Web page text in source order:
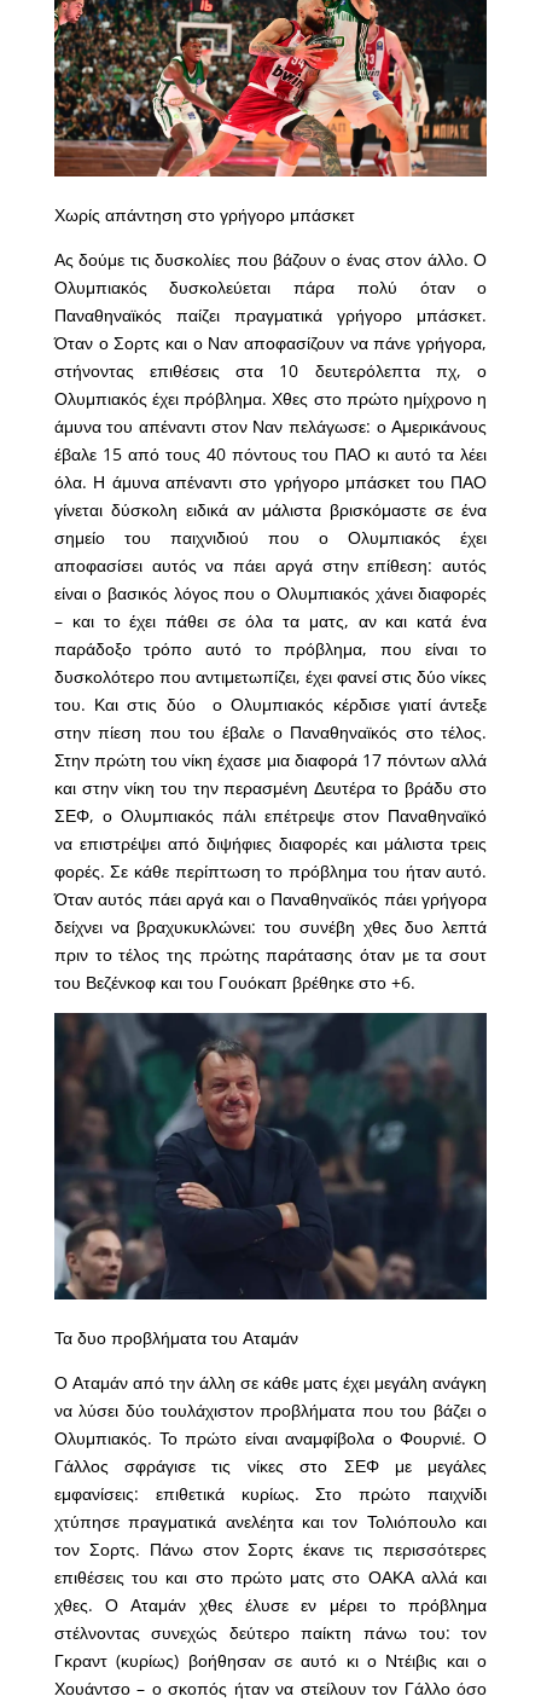
Χωρίς απάντηση στο γρήγορο μπάσκετ
Ας δούμε τις δυσκολίες που βάζουν ο ένας στον άλλο. Ο
Ολυμπιακός δυσκολεύεται πάρα πολύ όταν ο
Παναθηναϊκός παίζει πραγματικά γρήγορο μπάσκετ.
Όταν ο Σορτς και ο Ναν αποφασίζουν να πάνε γρήγορα,
στήνοντας επιθέσεις στα 10 δευτερόλεπτα πχ, ο
Ολυμπιακός έχει πρόβλημα. Χθες στο πρώτο ημίχρονο η
άμυνα του απέναντι στον Ναν πελάγωσε: ο Αμερικάνους
έβαλε 15 από τους 40 πόντους του ΠΑΟ κι αυτό τα λέει
όλα. Η άμυνα απέναντι στο γρήγορο μπάσκετ του ΠΑΟ
γίνεται δύσκολη ειδικά αν μάλιστα βρισκόμαστε σε ένα
σημείο του παιχνιδιού που ο Ολυμπιακός έχει
αποφασίσει αυτός να πάει αργά στην επίθεση: αυτός
είναι ο βασικός λόγος που ο Ολυμπιακός χάνει διαφορές
– και το έχει πάθει σε όλα τα ματς, αν και κατά ένα
παράδοξο τρόπο αυτό το πρόβλημα, που είναι το
δυσκολότερο που αντιμετωπίζει, έχει φανεί στις δύο νίκες
του. Και στις δύο ο Ολυμπιακός κέρδισε γιατί άντεξε
στην πίεση που του έβαλε ο Παναθηναϊκός στο τέλος.
Στην πρώτη του νίκη έχασε μια διαφορά 17 πόντων αλλά
και στην νίκη του την περασμένη Δευτέρα το βράδυ στο
ΣΕΦ, ο Ολυμπιακός πάλι επέτρεψε στον Παναθηναϊκό
να επιστρέψει από διψήφιες διαφορές και μάλιστα τρεις
φορές. Σε κάθε περίπτωση το πρόβλημα του ήταν αυτό.
Όταν αυτός πάει αργά και ο Παναθηναϊκός πάει γρήγορα
δείχνει να βραχυκυκλώνει: του συνέβη χθες δυο λεπτά
πριν το τέλος της πρώτης παράτασης όταν με τα σουτ
του Βεζένκοφ και του Γουόκαπ βρέθηκε στο +6.
Τα δυο προβλήματα του Αταμάν
Ο Αταμάν από την άλλη σε κάθε ματς έχει μεγάλη ανάγκη
να λύσει δύο τουλάχιστον προβλήματα που του βάζει ο
Ολυμπιακός. Το πρώτο είναι αναμφίβολα ο Φουρνιέ. Ο
Γάλλος σφράγισε τις νίκες στο ΣΕΦ με μεγάλες
εμφανίσεις: επιθετικά κυρίως. Στο πρώτο παιχνίδι
χτύπησε πραγματικά ανελέητα και τον Τολιόπουλο και
τον Σορτς. Πάνω στον Σορτς έκανε τις περισσότερες
επιθέσεις του και στο πρώτο ματς στο ΟΑΚΑ αλλά και
χθες. Ο Αταμάν χθες έλυσε εν μέρει το πρόβλημα
στέλνοντας συνεχώς δεύτερο παίκτη πάνω του: τον
Γκραντ (κυρίως) βοήθησαν σε αυτό κι ο Ντέιβις και ο
Χουάντσο – ο σκοπός ήταν να στείλουν τον Γάλλο όσο